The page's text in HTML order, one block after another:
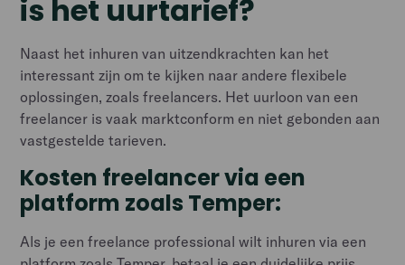
is het uurtarief?
Naast het inhuren van uitzendkrachten kan het
interessant zijn om te kijken naar andere flexibele
oplossingen, zoals freelancers. Het uurloon van een
freelancer is vaak marktconform en niet gebonden aan
vastgestelde tarieven.
Kosten freelancer via een
platform zoals Temper:
Als je een freelance professional wilt inhuren via een